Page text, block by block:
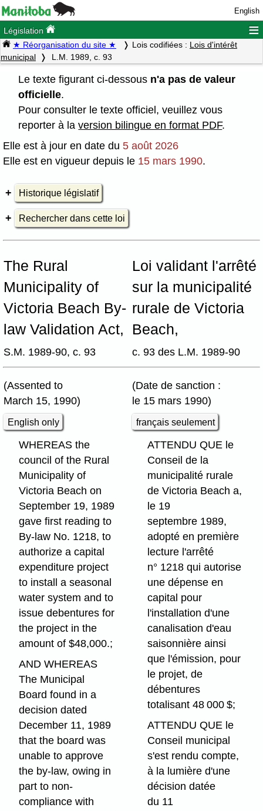
English
Législation ≡
★ Réorganisation du site ★ Lois codifiées : Lois d'intérêt
municipal
L.M. 1989, c. 93
Le texte figurant ci-dessous n'a pas de valeur
officielle.
Pour consulter le texte officiel, veuillez vous
reporter à laversion bilingue en format PDF.
Elle est à jour en date du 5 août 2026
Elle est en vigueur depuis le 15 mars 1990.
Historique législatif
Rechercher dans cette loi
The Rural
Municipality of
Victoria Beach By-
law Validation Act,
S.M. 1989-90, c. 93
Loi validant l'arrêté
sur la municipalité
rurale de Victoria
Beach,
c. 93 des L.M. 1989-90
(Assented to
March 15, 1990)
(Date de sanction :
le 15 mars 1990)
English only français seulement
WHEREAS the
council of the Rural
Municipality of
Victoria Beach on
September 19, 1989
gave first reading to
By-law No. 1218, to
authorize a capital
expenditure project
to install a seasonal
water system and to
issue debentures for
the project in the
amount of $48,000.;
AND WHEREAS
The Municipal
Board found in a
decision dated
December 11, 1989
that the board was
unable to approve
the by-law, owing in
part to non-
compliance with
ATTENDU QUE le
Conseil de la
municipalité rurale
de Victoria Beach a,
le 19
septembre 1989,
adopté en première
lecture l'arrêté
n° 1218 qui autorise
une dépense en
capital pour
l'installation d'une
canalisation d'eau
saisonnière ainsi
que l'émission, pour
le projet, de
débentures
totalisant 48 000 $;
ATTENDU QUE le
Conseil municipal
s'est rendu compte,
à la lumière d'une
décision datée
du 11